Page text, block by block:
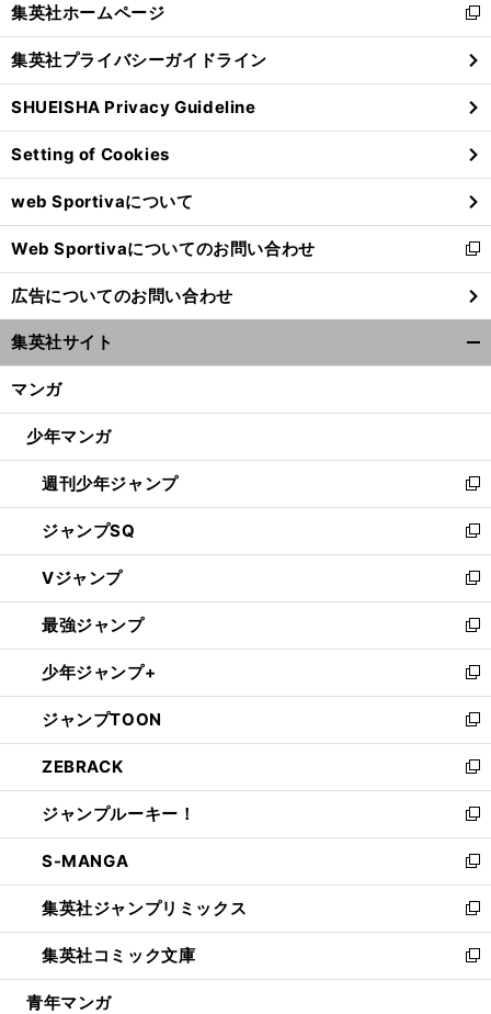
閉
る
集英社ホームページ
新
し
い
ウ
ィ
ン
ド
ウ
で
開
く
集英社プライバシーガイドライン
SHUEISHA Privacy Guideline
Setting of Cookies
web Sportivaについて
Web Sportivaについてのお問い合わせ
新
し
い
ウ
ィ
ン
ウ
開
く
広告についてのお問い合わせ
集英社サイト
マンガ
少年マンガ
週刊少年ジャンプ
新
し
い
ウ
ィ
ン
ド
ウ
で
開
く
ジャンプSQ
新
し
い
ウ
ィ
ン
ド
ウ
で
開
く
Vジャンプ
新
し
い
ウ
ィ
ン
ド
ウ
で
開
く
最強ジャンプ
新
し
い
ウ
ィ
ン
ド
ウ
で
開
く
少年ジャンプ+
新
し
い
ウ
ィ
ン
ド
ウ
で
開
く
ジャンプTOON
新
し
い
ウ
ィ
ン
ド
ウ
で
開
く
ZEBRACK
新
し
い
ウ
ィ
ン
ド
ウ
で
開
ジャンプルーキー！
新
し
い
ウ
ィ
ン
ド
ウ
S-MANGA
新
し
い
ウ
ィ
ン
集英社ジャンプリミックス
新
し
い
ウ
集英社コミック文庫
新
し
青年マンガ